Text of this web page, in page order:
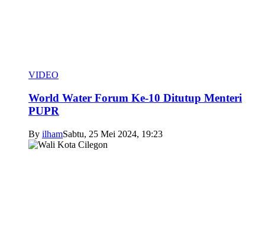
VIDEO
World Water Forum Ke-10 Ditutup Menteri
PUPR
By ilhamSabtu, 25 Mei 2024, 19:23